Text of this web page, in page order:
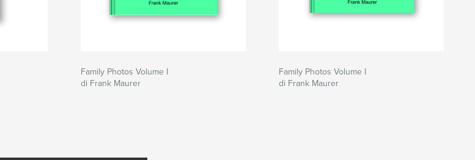
Family Photos Volume I
di Frank Maurer
Family Photos Volume I
di Frank Maurer